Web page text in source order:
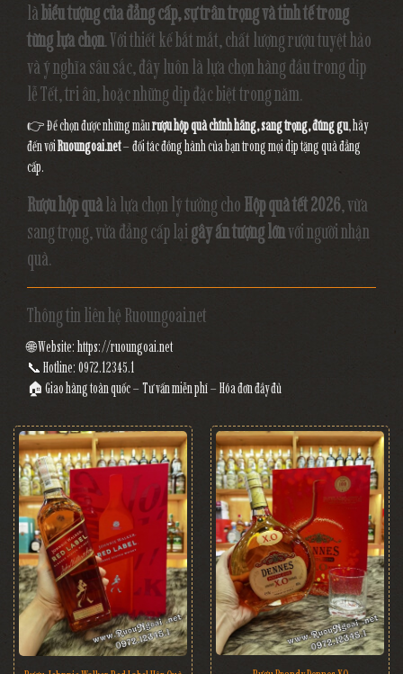
làbiểu tượng của đẳng cấp, sự trân trọng và tinh tế trong
từng lựa chọn. Với thiết kế bắt mắt, chất lượng rượu tuyệt hảo
và ý nghĩa sâu sắc, đây luôn là lựa chọn hàng đầu trong dịp
lễ Tết, tri ân, hoặc những dịp đặc biệt trong năm.
👉 Để chọn được những mẫurượu hộp quà chính hãng, sang trọng, đúng gu, hãy
đến vớiRuoungoai.net– đối tác đồng hành của bạn trong mọi dịp tặng quà đẳng
cấp.
Rượu hộp quàlà lựa chọn lý tưởng choHộp quà tết 2026, vừa
sang trọng, vửa đẳng cấp lạigây ấn tượng lớnvới người nhận
quà.
Thông tin liên hệ Ruoungoai.net
🌐 Website: https://ruoungoai.net
📞 Hotline: 0972.12345.1
🏠 Giao hàng toàn quốc – Tư vấn miễn phí – Hóa đơn đầy đủ